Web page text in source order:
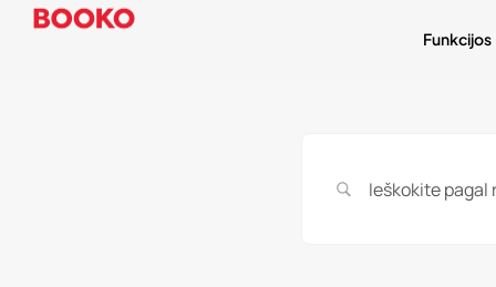
Funkcijos